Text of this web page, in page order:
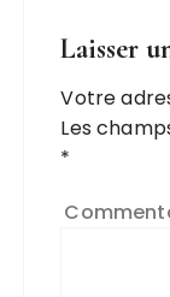
Laisser
Votre
Les
*